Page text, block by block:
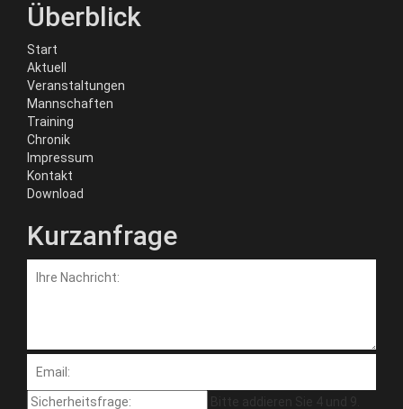
Überblick
Start
Aktuell
Veranstaltungen
Mannschaften
Training
Chronik
Impressum
Kontakt
Download
Kurzanfrage
Bitte addieren Sie 4 und 9.